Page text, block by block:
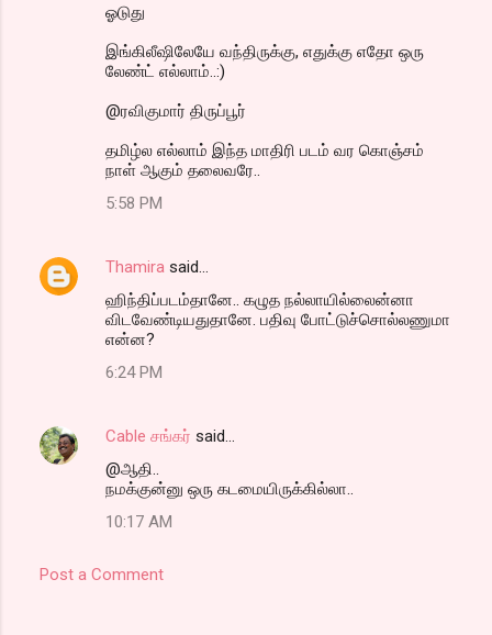
ஓடுது
இங்கிலீஷிலேயே வந்திருக்கு, எதுக்கு எதோ ஒரு
லேண்ட் எல்லாம்..:)
@ரவிகுமார் திருப்பூர்
தமிழ்ல எல்லாம் இந்த மாதிரி படம் வர கொஞ்சம்
நாள் ஆகும் தலைவரே..
5:58 PM
Thamira said…
ஹிந்திப்படம்தானே.. கழுத நல்லாயில்லைன்னா
விடவேண்டியதுதானே. பதிவு போட்டுச்சொல்லணுமா
என்ன?
6:24 PM
Cable சங்கர் said…
@ஆதி..
நமக்குன்னு ஒரு கடமையிருக்கில்லா..
10:17 AM
Post a Comment